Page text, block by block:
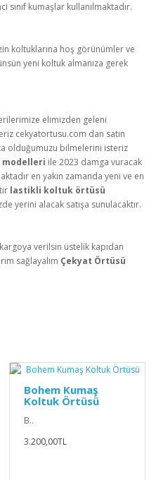
kumaşlar kullanılmaktadır.
koltuklarına hoş görünümler ve
yeni koltuk almanıza gerek
elimizden geleni
cekyatortusu.com dan satın
olduğumuzu bilmelerini isteriz
ile 2023 damga vuracak
en yakın zamanda yeni ve en
lastikli koltuk örtüsü
yerini alacak satışa sunulacaktır.
verilsin üstelik kapıdan
sağlayalım Çekyat Örtüsü
Bohem Kumaş
Koltuk Örtüsü
B..
3.200,00TL